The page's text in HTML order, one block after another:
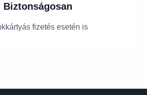
Biztonságosan
fizetés esetén is